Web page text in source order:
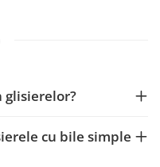
glisierelor?
cu bile simple